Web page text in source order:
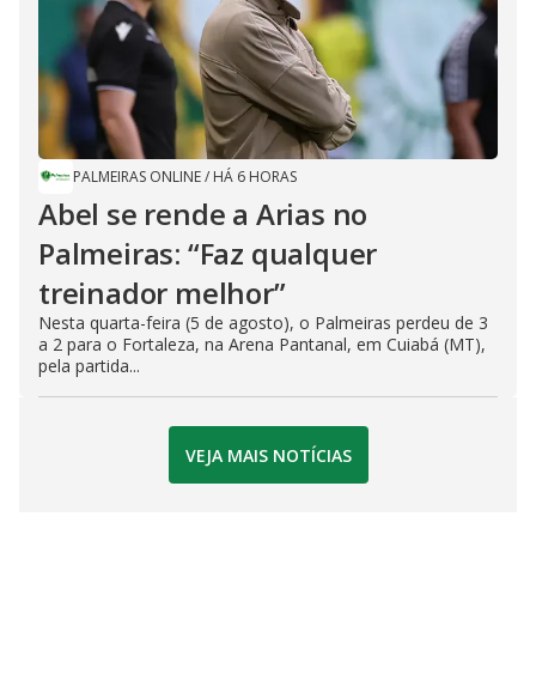
PALMEIRAS ONLINE/ HÁ 6 HORAS
Abel se rende a Arias no
Palmeiras: “Faz qualquer
treinador melhor”
Nesta quarta-feira (5 de agosto), o Palmeiras perdeu de 3
a 2 para o Fortaleza, na Arena Pantanal, em Cuiabá (MT),
pela partida...
VEJA MAIS NOTÍCIAS